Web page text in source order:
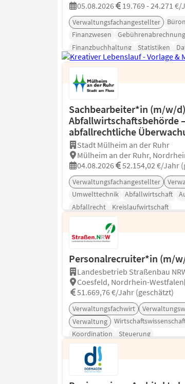
05.08.2026
19.769 - 24.271 €/
Verwaltungsfachangestellter
Finanzwesen
Gebührenabrechnung
Finanzbuchhaltung
Statistiken
Sachbearbeiter*in (m/w/
Abfallwirtschaftsbehörde –
abfallrechtliche
Stadt Mülheim an der Ruhr
Mülheim an der Ruhr,
04.08.2026
52.154,02 €/Jahr
Verwaltungsfachangestellter
Umwelttechnik
Abfallwirtschaft
Abfallrecht
Kreislaufwirtschaft
Personalrecruiter*in (m/
Landesbetrieb Straßenbau
Coesfeld, Nordrhein-Westfalen
51.669,76 €/Jahr (geschätzt)
Verwaltungsfachwirt
Verwaltung
Koordination
Steuerung